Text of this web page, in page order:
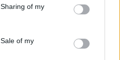
of my
of my
manifestazioni di
come appunto quelle
che sono scese a
per bruciare i loro